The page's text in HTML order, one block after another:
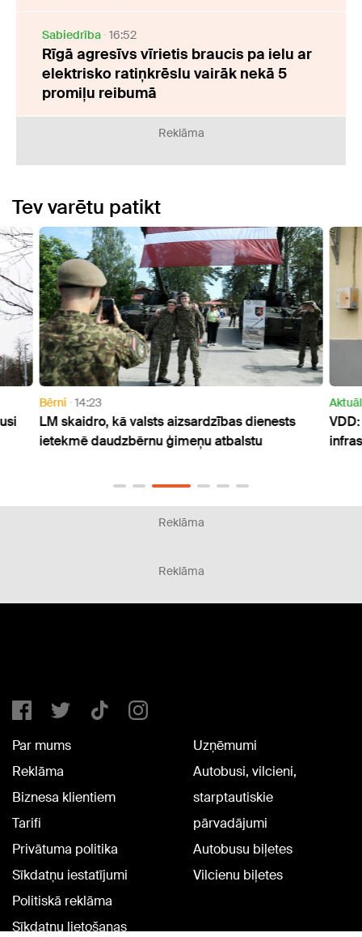
Sabiedrība 16:52
Rīgā agresīvs vīrietis braucis pa ielu ar
elektrisko ratiņkrēslu vairāk nekā 5
promiļu reibumā
Reklāma
Tev varētu patikt
Bērni 14:23
LM skaidro, kā valsts aizsardzības dienests
ietekmē daudzbērnu ģimeņu atbalstu
Reklāma
Reklāma
Par mums
Reklāma
Biznesa klientiem
Tarifi
Privātuma politika
Sīkdatņu iestatījumi
Politiskā reklāma
Sīkdatņu lietošanas
Uzņēmumi
Autobusi, vilcieni,
starptautiskie
pārvadājumi
Autobusu biļetes
Vilcienu biļetes